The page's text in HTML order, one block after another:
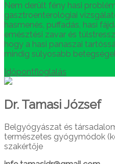
Nem derült fény hasi
gasztroenterológiai
hasmenés, puffadás, hasi
emésztési zavar és
hogy a hasi panaszai
mindig súlyosabb
Időpontfloglalás
Dr. Tamasi József
Belgyógyászat és
természetes gyógymódok
szakértője